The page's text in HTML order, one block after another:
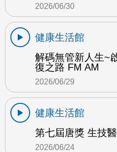
2026/06/30
健康生活館
解碼無管新人生~
復之路 FM AM
2026/06/29
健康生活館
第七屆唐獎 生技
2026/06/24